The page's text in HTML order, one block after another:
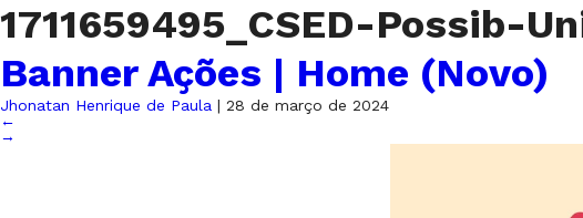
1711659495_CSED-Possib-
Banner Ações | Home (Novo)
Jhonatan Henrique de Paula | 28 de março de 2024
←
→